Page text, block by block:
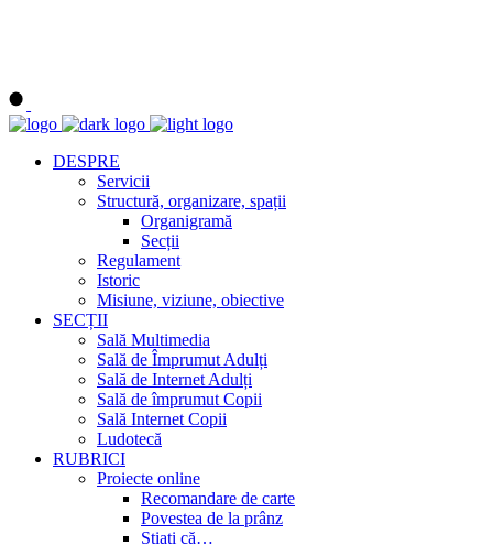
DESPRE
Servicii
Structură, organizare, spații
Organigramă
Secții
Regulament
Istoric
Misiune, viziune, obiective
SECȚII
Sală Multimedia
Sală de Împrumut Adulți
Sală de Internet Adulți
Sală de împrumut Copii
Sală Internet Copii
Ludotecă
RUBRICI
Proiecte online
Recomandare de carte
Povestea de la prânz
Știați că…